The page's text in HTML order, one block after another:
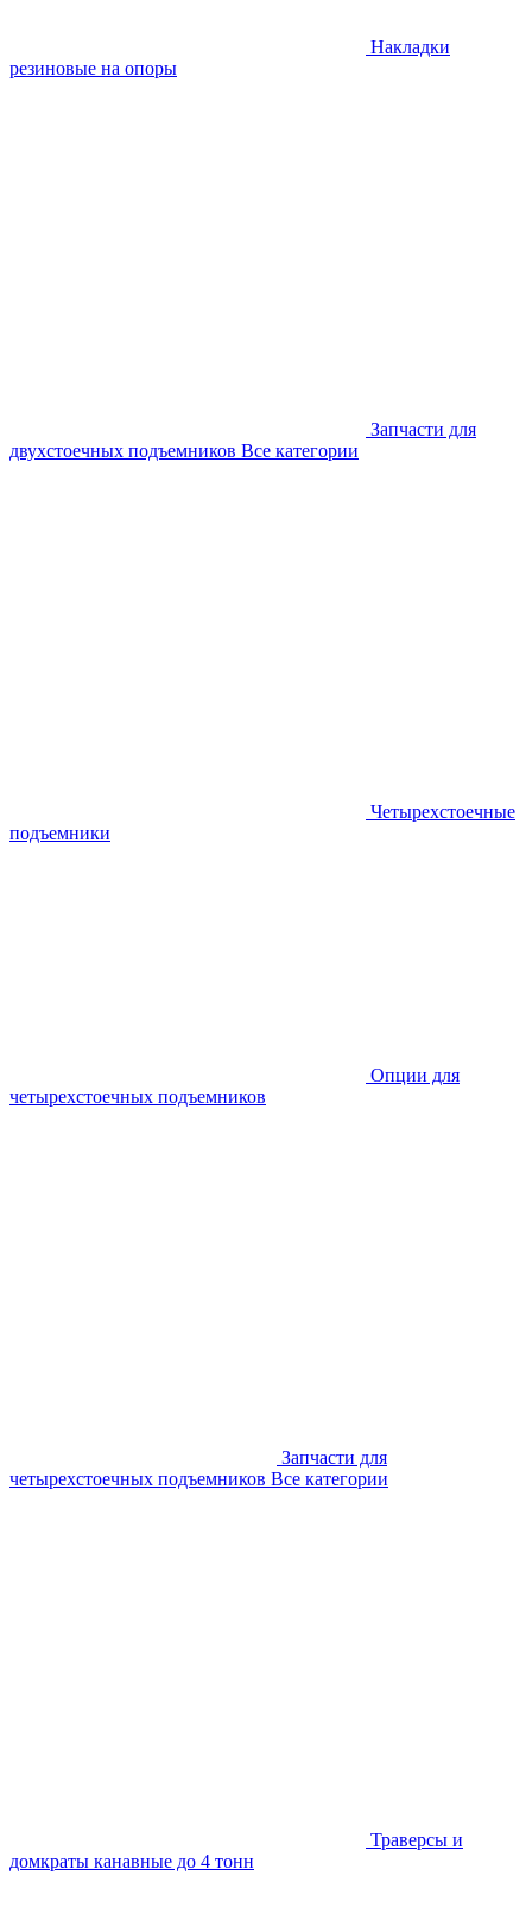
Накладки
резиновые на опоры
Запчасти для
двухстоечных подъемников Все категории
Четырехстоечные
подъемники
Опции для
четырехстоечных подъемников
Запчасти для
четырехстоечных подъемников Все категории
Траверсы и
домкраты канавные до 4 тонн